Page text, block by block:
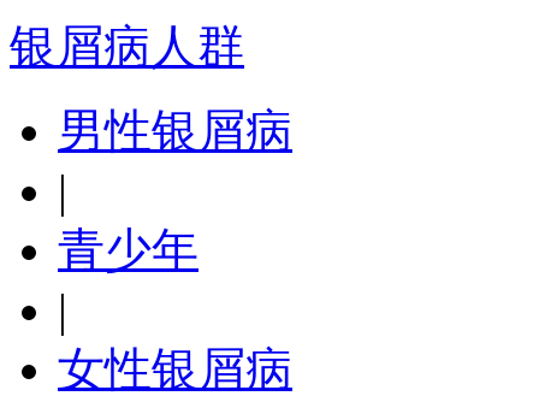
银屑病人群
男性银屑病
|
青少年
|
女性银屑病